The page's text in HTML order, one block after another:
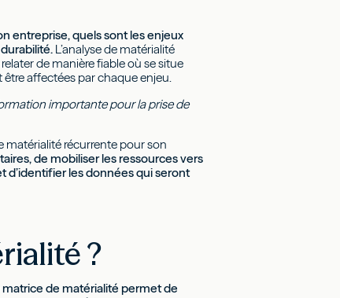
entreprise, quels sont les enjeux
L’analyse de matérialité
de manière fiable où se situe
être affectées par chaque enjeu.
importante pour la prise de
matérialité récurrente pour son
de mobiliser les ressources vers
d’identifier les données qui seront
?
matrice de matérialité permet de